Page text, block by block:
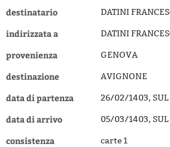
destinatario DATINI
indirizzata a DATINI
provenienza GENOVA
destinazione AVIGNONE
data di partenza 26/02/1403, SUL
data di arrivo 05/03/1403, SUL
consistenza carte 1